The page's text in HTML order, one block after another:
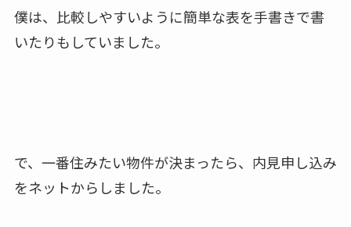
僕は、比較しやすいように簡単な表を手書きで書
いたりもしていました。
で、一番住みたい物件が決まったら、内見申し込み
をネットからしました。